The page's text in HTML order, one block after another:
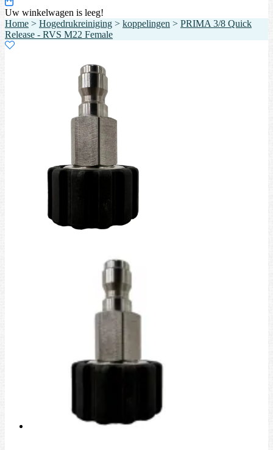
Uw winkelwagen is leeg!
Home > Hogedrukreiniging > koppelingen > PRIMA 3/8 Quick
Release - RVS M22 Female